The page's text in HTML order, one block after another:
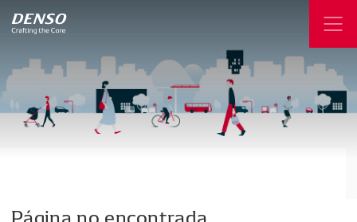
Página no encontrada